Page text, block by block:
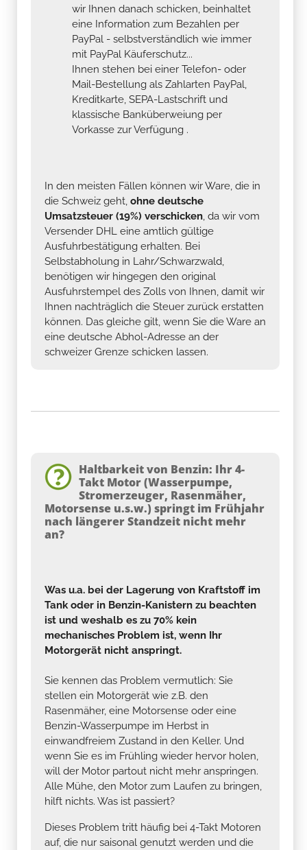
wir Ihnen danach schicken, beinhaltet
eine Information zum Bezahlen per
PayPal - selbstverständlich wie immer
mit PayPal Käuferschutz...
Ihnen stehen bei einer Telefon- oder
Mail-Bestellung als Zahlarten PayPal,
Kreditkarte, SEPA-Lastschrift und
klassische Banküberweiung per
Vorkasse zur Verfügung .
In den meisten Fällen können wir Ware, die in
die Schweiz geht, ohne deutsche
Umsatzsteuer (19%) verschicken, da wir vom
Versender DHL eine amtlich gültige
Ausfuhrbestätigung erhalten. Bei
Selbstabholung in Lahr/Schwarzwald,
benötigen wir hingegen den original
Ausfuhrstempel des Zolls von Ihnen, damit wir
Ihnen nachträglich die Steuer zurück erstatten
können. Das gleiche gilt, wenn Sie die Ware an
eine deutsche Abhol-Adresse an der
schweizer Grenze schicken lassen.
Haltbarkeit von Benzin: Ihr 4-
Takt Motor (Wasserpumpe,
Stromerzeuger, Rasenmäher,
Motorsense u.s.w.) springt im Frühjahr
nach längerer Standzeit nicht mehr
an?
Was u.a. bei der Lagerung von Kraftstoff im
Tank oder in Benzin-Kanistern zu beachten
ist und weshalb es zu 70% kein
mechanisches Problem ist, wenn Ihr
Motorgerät nicht anspringt.
Sie kennen das Problem vermutlich: Sie
stellen ein Motorgerät wie z.B. den
Rasenmäher, eine Motorsense oder eine
Benzin-Wasserpumpe im Herbst in
einwandfreiem Zustand in den Keller. Und
wenn Sie es im Frühling wieder hervor holen,
will der Motor partout nicht mehr anspringen.
Alle Mühe, den Motor zum Laufen zu bringen,
hilft nichts. Was ist passiert?
Dieses Problem tritt häufig bei 4-Takt Motoren
auf, die nur saisonal genutzt werden und die